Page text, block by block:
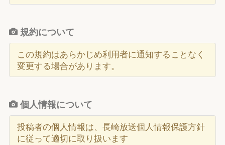
規約について
この規約はあらかじめ利用者に通知することなく
変更する場合があります。
個人情報について
投稿者の個人情報は、長崎放送個人情報保護方針
に従って適切に取り扱います